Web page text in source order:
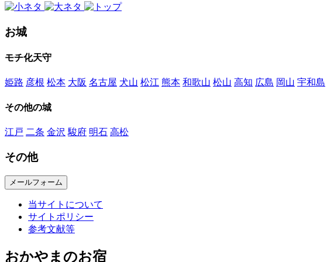
お城
モチ化天守
姫路 彦根 松本 大阪 名古屋 犬山 松江 熊本 和歌山 松山 高知 広島 岡山 宇和島
その他の城
江戸 二条 金沢 駿府 明石 高松
その他
メールフォーム
当サイトについて
サイトポリシー
参考文献等
おかやまのお宿